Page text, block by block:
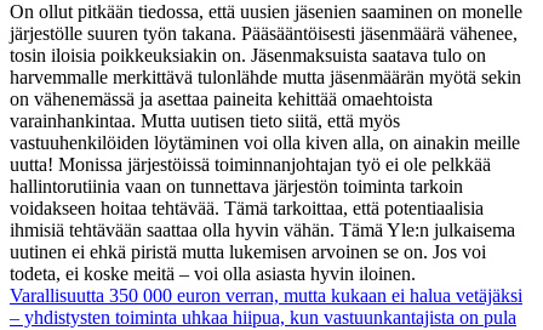
On ollut pitkään tiedossa, että uusien jäsenien saaminen on monelle
järjestölle suuren työn takana. Pääsääntöisesti jäsenmäärä vähenee,
tosin iloisia poikkeuksiakin on. Jäsenmaksuista saatava tulo on
harvemmalle merkittävä tulonlähde mutta jäsenmäärän myötä sekin
on vähenemässä ja asettaa paineita kehittää omaehtoista
varainhankintaa. Mutta uutisen tieto siitä, että myös
vastuuhenkilöiden löytäminen voi olla kiven alla, on ainakin meille
uutta! Monissa järjestöissä toiminnanjohtajan työ ei ole pelkkää
hallintorutiinia vaan on tunnettava järjestön toiminta tarkoin
voidakseen hoitaa tehtävää. Tämä tarkoittaa, että potentiaalisia
ihmisiä tehtävään saattaa olla hyvin vähän. Tämä Yle:n julkaisema
uutinen ei ehkä piristä mutta lukemisen arvoinen se on. Jos voi
todeta, ei koske meitä – voi olla asiasta hyvin iloinen.
Varallisuutta 350 000 euron verran, mutta kukaan ei halua vetäjäksi
– yhdistysten toiminta uhkaa hiipua, kun vastuunkantajista on pula